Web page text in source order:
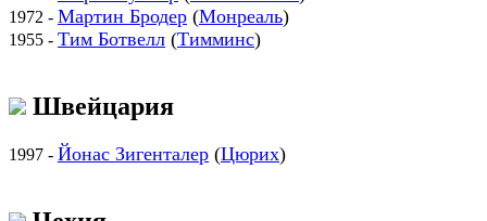
1972 - Мартин Бродер (Монреаль)
1955 - Тим Ботвелл (Тимминс)
Швейцария
1997 - Йонас Зигенталер (Цюрих)